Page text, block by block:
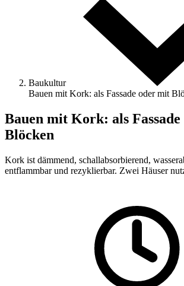
Baukultur
Bauen mit Kork: als Fassade oder mit
Bauen mit Kork: als
Blöcken
Kork ist dämmend, schallabsorbierend,
entflammbar und rezyklierbar. Zwei Häuser